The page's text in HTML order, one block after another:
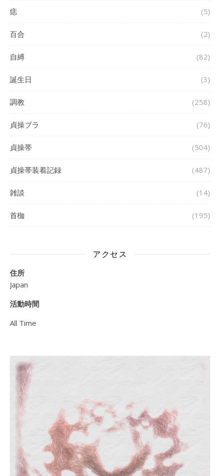
痣 (5)
百合 (2)
自縛 (82)
誕生日 (3)
調教 (258)
貞操ブラ (76)
貞操帯 (504)
貞操帯装着記録 (487)
雑談 (14)
首枷 (195)
アクセス
住所
Japan
活動時間
All Time